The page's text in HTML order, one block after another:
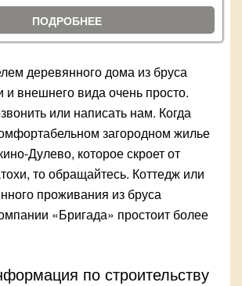
ПОДРОБНЕЕ
деревянного дома из бруса
внешнего вида очень просто.
или написать нам. Когда
загородном жилье
Дулево, которое скроет от
то обращайтесь. Коттедж или
проживания из бруса
«Бригада» простоит более
по строительству